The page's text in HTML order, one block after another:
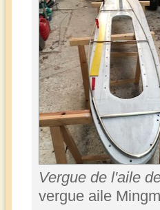
Vergue de l'aile
vergue aile